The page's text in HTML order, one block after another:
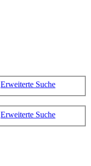
Erweiterte Suche
Erweiterte Suche